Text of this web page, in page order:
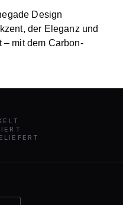
Design
der Eleganz und
mit dem Carbon-